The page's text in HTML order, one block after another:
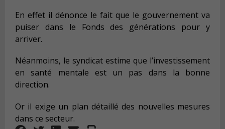
En effet il dénonce le fait que le gouvernement va
puiser dans le Fonds des générations pour y
arriver.
Néanmoins, le syndicat estime que l’investissement
en santé mentale est un pas dans la bonne
direction.
Or il exige un plan détaillé des nouvelles mesures
dans ce secteur.